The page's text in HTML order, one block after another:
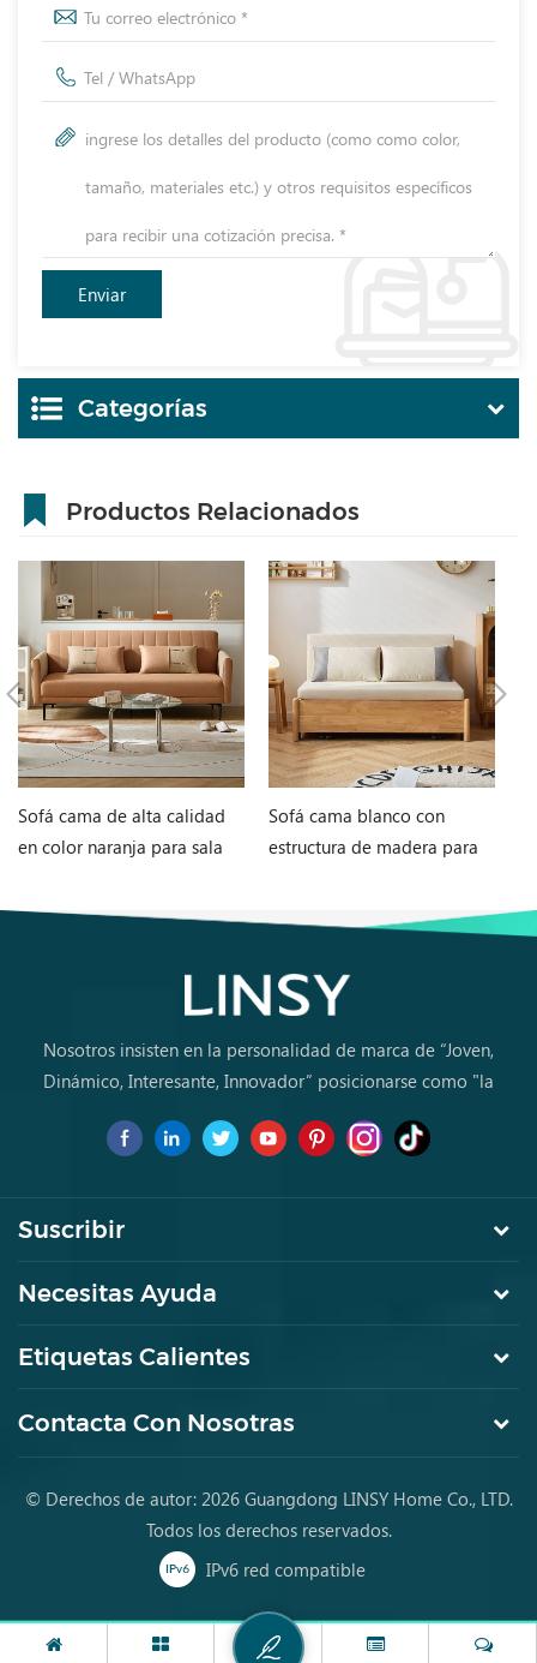
Categorías
Productos Relacionados
Sofá cama de alta calidad
en color naranja para sala
Sofá cama blanco con
estructura de madera para
Nosotros insisten en la personalidad de marca de “Joven,
Dinámico, Interesante, Innovador” posicionarse como "la
por primera vez.
Suscribir
Necesitas Ayuda
Etiquetas Calientes
Contacta Con Nosotras
© Derechos de autor: 2026 Guangdong LINSY Home Co., LTD.
Todos los derechos reservados.
IPv6 red compatible